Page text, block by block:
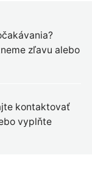
zľavu alebo
kontaktovať
vyplňte